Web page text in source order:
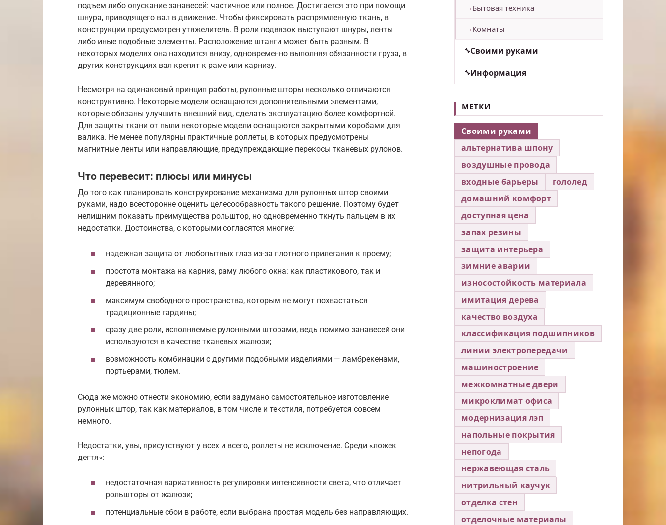
подъем либо опускание занавесей: частичное или полное. Достигается это при помощи
шнура, приводящего вал в движение. Чтобы фиксировать распрямленную ткань, в
конструкции предусмотрен утяжелитель. В роли подвязок выступают шнуры, ленты
либо иные подобные элементы. Расположение штанги может быть разным. В
некоторых моделях она находится внизу, одновременно выполняя обязанности груза, в
других конструкциях вал крепят к раме или карнизу.
Несмотря на одинаковый принцип работы, рулонные шторы несколько отличаются
конструктивно. Некоторые модели оснащаются дополнительными элементами,
которые обязаны улучшить внешний вид, сделать эксплуатацию более комфортной.
Для защиты ткани от пыли некоторые модели оснащаются закрытыми коробами для
валика. Не менее популярны практичные роллеты, в которых предусмотрены
магнитные ленты или направляющие, предупреждающие перекосы тканевых рулонов.
Что перевесит: плюсы или минусы
До того как планировать конструирование механизма для рулонных штор своими
руками, надо всесторонне оценить целесообразность такого решение. Поэтому будет
нелишним показать преимущества рольштор, но одновременно ткнуть пальцем в их
недостатки. Достоинства, с которыми согласятся многие:
надежная защита от любопытных глаз из-за плотного прилегания к проему;
простота монтажа на карниз, раму любого окна: как пластикового, так и
деревянного;
максимум свободного пространства, которым не могут похвастаться
традиционные гардины;
сразу две роли, исполняемые рулонными шторами, ведь помимо занавесей они
используются в качестве тканевых жалюзи;
возможность комбинации с другими подобными изделиями — ламбрекенами,
портьерами, тюлем.
Сюда же можно отнести экономию, если задумано самостоятельное изготовление
рулонных штор, так как материалов, в том числе и текстиля, потребуется совсем
немного.
Недостатки, увы, присутствуют у всех и всего, роллеты не исключение. Среди «ложек
дегтя»:
недостаточная вариативность регулировки интенсивности света, что отличает
рольшторы от жалюзи;
потенциальные сбои в работе, если выбрана простая модель без направляющих.
Бытовая техника
Комнаты
Своими руками
Информация
МЕТКИ
Своими руками
альтернатива шпону
воздушные провода
входные барьеры
гололед
домашний комфорт
доступная цена
запах резины
защита интерьера
зимние аварии
износостойкость материала
имитация дерева
качество воздуха
классификация подшипников
линии электропередачи
машиностроение
межкомнатные двери
микроклимат офиса
модернизация лэп
напольные покрытия
непогода
нержавеющая сталь
нитрильный каучук
отделка стен
отделочные материалы